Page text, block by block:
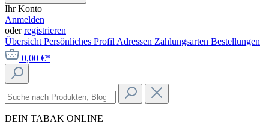
Ihr Konto
Anmelden
oderregistrieren
Übersicht Persönliches Profil Adressen Zahlungsarten Bestellungen
0,00 €*
DEIN TABAK ONLINE